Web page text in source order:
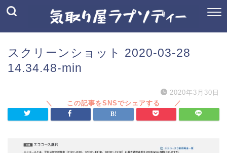
スクリーンショット 2020-03-28
14.34.48-min
2020年3月30日